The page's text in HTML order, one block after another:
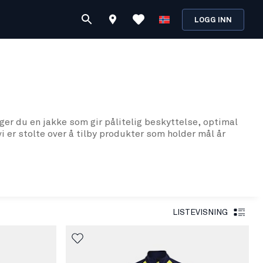
LOGG INN
du en jakke som gir pålitelig beskyttelse, optimal
er stolte over å tilby produkter som holder mål år
Vårt fokus på slitestyrke og funksjonalitet har
LISTEVISNING